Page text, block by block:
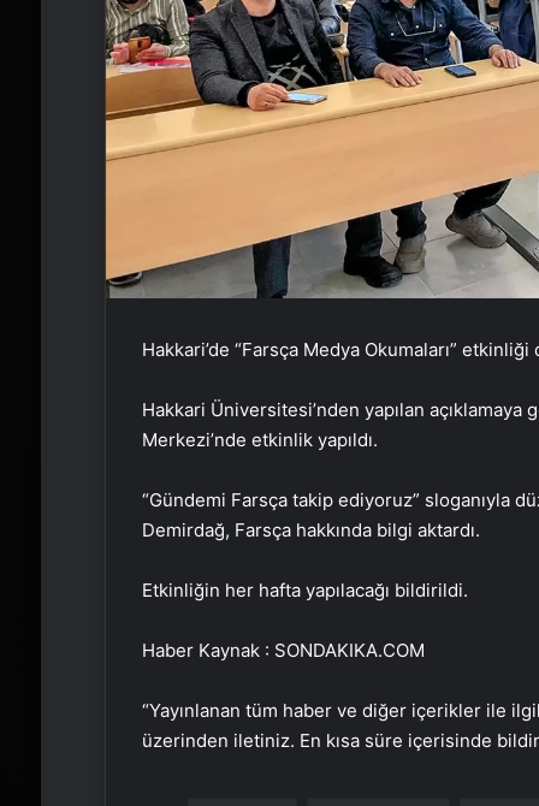
Hakkari’de “Farsça Medya Okumaları”
Hakkari Üniversitesi’nden yapılan
Merkezi’nde etkinlik yapıldı.
“Gündemi Farsça takip ediyoruz” sloganıyla
Demirdağ, Farsça hakkında bilgi aktardı.
Etkinliğin her hafta yapılacağı bildirildi.
Haber Kaynak : SONDAKIKA.COM
“Yayınlanan tüm haber ve diğer içerikler ile
üzerinden iletiniz. En kısa süre içerisinde